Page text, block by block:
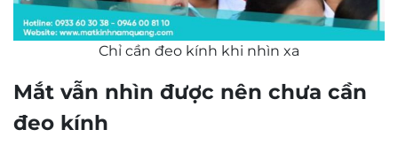
Chỉ cần đeo kính khi nhìn xa
Mắt vẫn nhìn được nên chưa cần
đeo kính